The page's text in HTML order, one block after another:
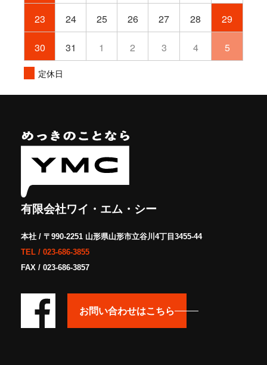
23 24 25 26 27 28 29
30 31 1 2 3 4 5
定休日
有限会社ワイ・エム・シー
本社 / 〒990-2251 山形県山形市立谷川4丁目3455-44
TEL / 023-686-3855
FAX / 023-686-3857
お問い合わせはこちら